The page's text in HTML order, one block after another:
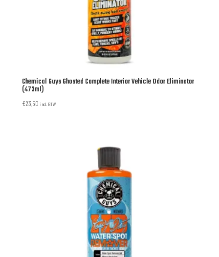
Chemical Guys Ghosted Complete Interior Vehicle Odor Eliminator
(473ml)
€23,50 incl. BTW